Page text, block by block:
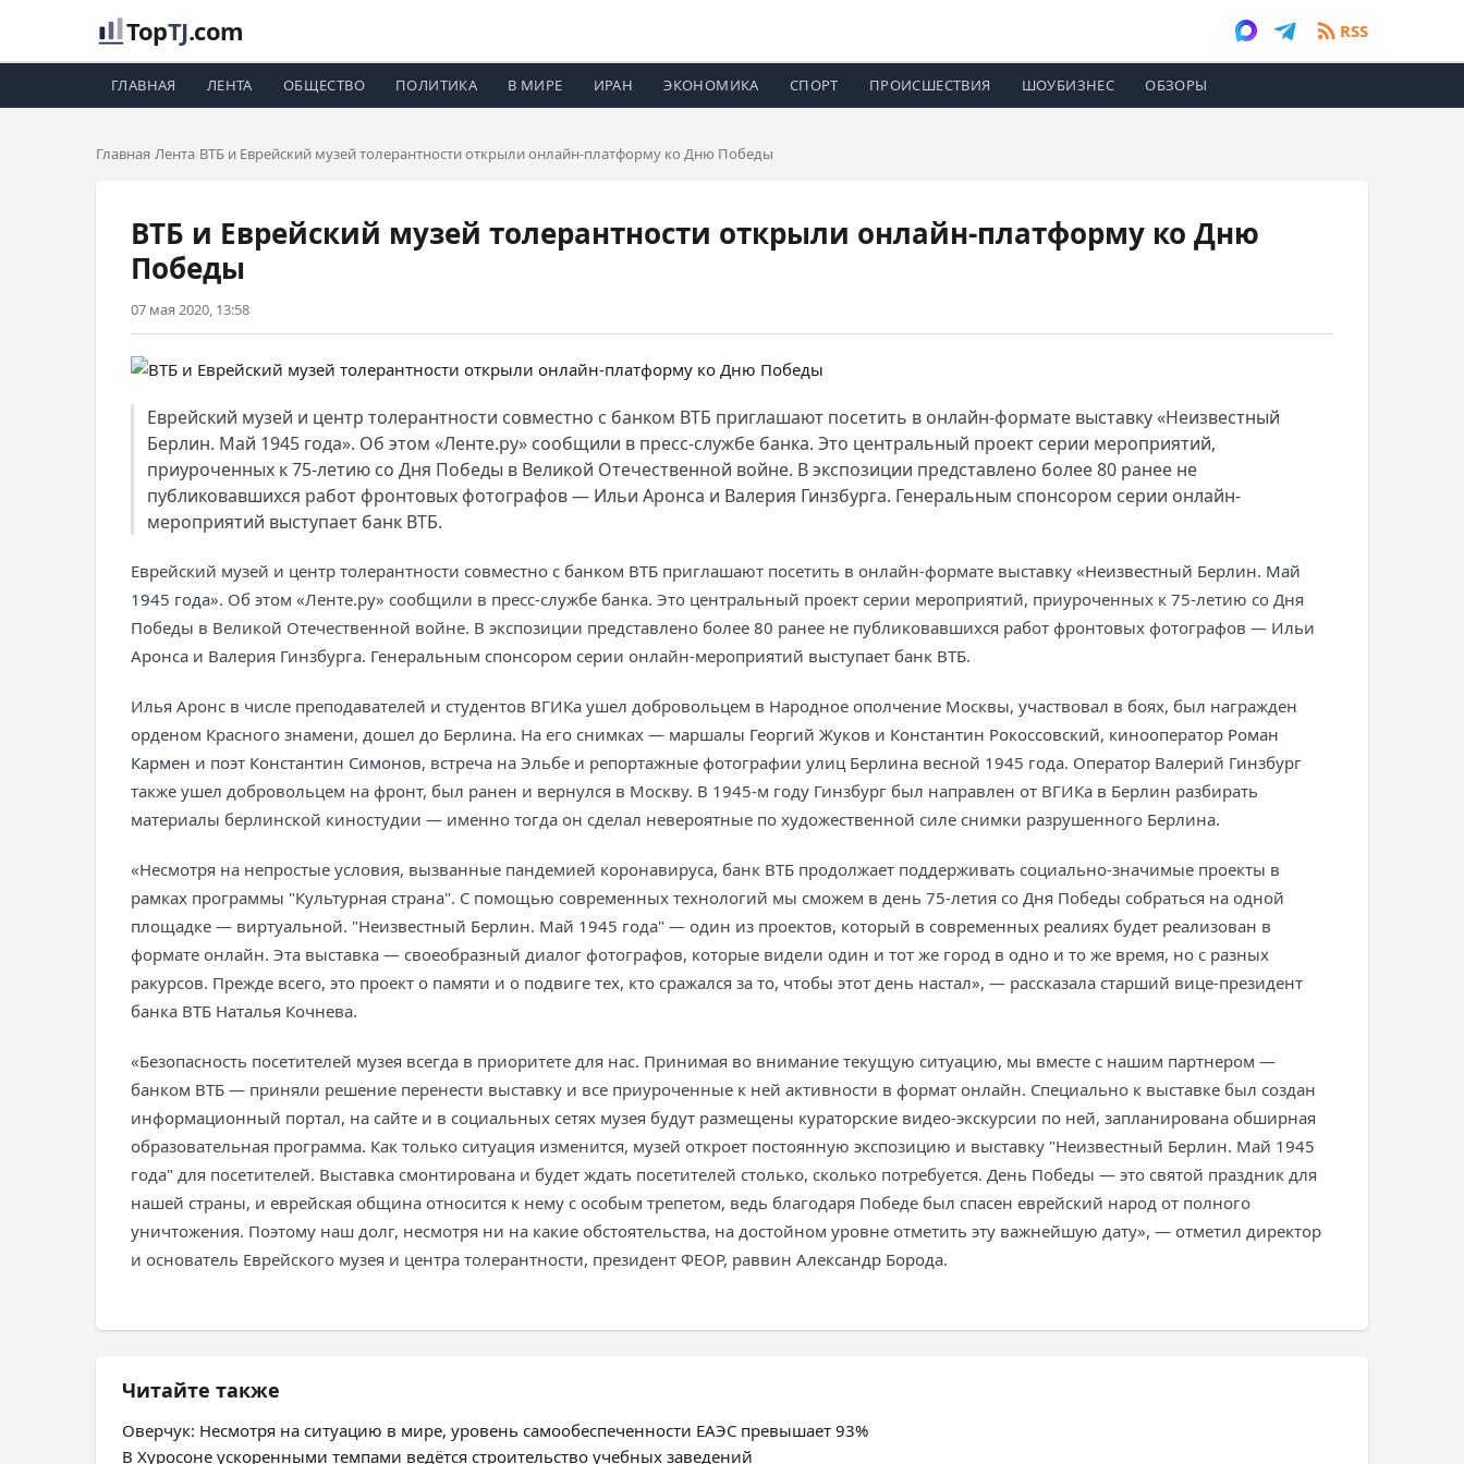
TopTJ.com RSS
ГЛАВНАЯ ЛЕНТА ОБЩЕСТВО ПОЛИТИКА В МИРЕ ИРАН ЭКОНОМИКА СПОРТ ПРОИСШЕСТВИЯ ШОУБИЗНЕС ОБЗОРЫ
Главная Лента ВТБ и Еврейский музей толерантности открыли онлайн-платформу ко Дню Победы
ВТБ и Еврейский музей толерантности открыли онлайн-платформу ко Дню
Победы
07 мая 2020, 13:58
Еврейский музей и центр толерантности совместно с банком ВТБ приглашают посетить в онлайн-формате выставку «Неизвестный
Берлин. Май 1945 года». Об этом «Ленте.ру» сообщили в пресс-службе банка. Это центральный проект серии мероприятий,
приуроченных к 75-летию со Дня Победы в Великой Отечественной войне. В экспозиции представлено более 80 ранее не
публиковавшихся работ фронтовых фотографов — Ильи Аронса и Валерия Гинзбурга. Генеральным спонсором серии онлайн-
мероприятий выступает банк ВТБ.
Еврейский музей и центр толерантности совместно с банком ВТБ приглашают посетить в онлайн-формате выставку «Неизвестный Берлин. Май
1945 года». Об этом «Ленте.ру» сообщили в пресс-службе банка. Это центральный проект серии мероприятий, приуроченных к 75-летию со Дня
Победы в Великой Отечественной войне. В экспозиции представлено более 80 ранее не публиковавшихся работ фронтовых фотографов — Ильи
Аронса и Валерия Гинзбурга. Генеральным спонсором серии онлайн-мероприятий выступает банк ВТБ.
Илья Аронс в числе преподавателей и студентов ВГИКа ушел добровольцем в Народное ополчение Москвы, участвовал в боях, был награжден
орденом Красного знамени, дошел до Берлина. На его снимках — маршалы Георгий Жуков и Константин Рокоссовский, кинооператор Роман
Кармен и поэт Константин Симонов, встреча на Эльбе и репортажные фотографии улиц Берлина весной 1945 года. Оператор Валерий Гинзбург
также ушел добровольцем на фронт, был ранен и вернулся в Москву. В 1945-м году Гинзбург был направлен от ВГИКа в Берлин разбирать
материалы берлинской киностудии — именно тогда он сделал невероятные по художественной силе снимки разрушенного Берлина.
«Несмотря на непростые условия, вызванные пандемией коронавируса, банк ВТБ продолжает поддерживать социально-значимые проекты в
рамках программы "Культурная страна". С помощью современных технологий мы сможем в день 75-летия со Дня Победы собраться на одной
площадке — виртуальной. "Неизвестный Берлин. Май 1945 года" — один из проектов, который в современных реалиях будет реализован в
формате онлайн. Эта выставка — своеобразный диалог фотографов, которые видели один и тот же город в одно и то же время, но с разных
ракурсов. Прежде всего, это проект о памяти и о подвиге тех, кто сражался за то, чтобы этот день настал», — рассказала старший вице-президент
банка ВТБ Наталья Кочнева.
«Безопасность посетителей музея всегда в приоритете для нас. Принимая во внимание текущую ситуацию, мы вместе с нашим партнером —
банком ВТБ — приняли решение перенести выставку и все приуроченные к ней активности в формат онлайн. Специально к выставке был создан
информационный портал, на сайте и в социальных сетях музея будут размещены кураторские видео-экскурсии по ней, запланирована обширная
образовательная программа. Как только ситуация изменится, музей откроет постоянную экспозицию и выставку "Неизвестный Берлин. Май 1945
года" для посетителей. Выставка смонтирована и будет ждать посетителей столько, сколько потребуется. День Победы — это святой праздник для
нашей страны, и еврейская община относится к нему с особым трепетом, ведь благодаря Победе был спасен еврейский народ от полного
уничтожения. Поэтому наш долг, несмотря ни на какие обстоятельства, на достойном уровне отметить эту важнейшую дату», — отметил директор
и основатель Еврейского музея и центра толерантности, президент ФЕОР, раввин Александр Борода.
Читайте также
Оверчук: Несмотря на ситуацию в мире, уровень самообеспеченности ЕАЭС превышает 93%
В Хуросоне ускоренными темпами ведётся строительство учебных заведений